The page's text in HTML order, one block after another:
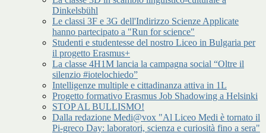
Dinkelsbühl
Le classi 3F e 3G dell'Indirizzo Scienze Applicate
hanno partecipato a "Run for science"
Studenti e studentesse del nostro Liceo in Bulgaria per
il progetto Erasmus+
La classe 4H1M lancia la campagna social “Oltre il
silenzio #iotelochiedo”
Intelligenze multiple e cittadinanza attiva in 1L
Progetto formativo Erasmus Job Shadowing a Helsinki
STOP AL BULLISMO!
Dalla redazione Medi@vox "Al Liceo Medi è tornato il
Pi-greco Day: laboratori, scienza e curiosità fino a sera"